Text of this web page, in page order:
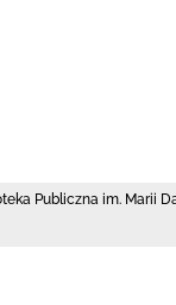
Publiczna im. Marii